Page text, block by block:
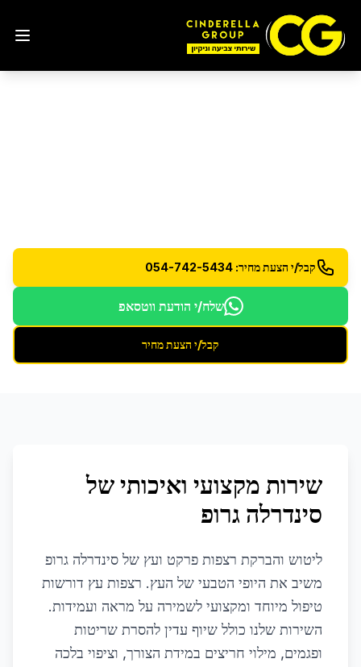
קבל/י הצעת מחיר: 054-742-5434
שלח/י הודעת ווטסאפ
קבל/י הצעת מחיר
שירות מקצועי ואיכותי של
סינדרלה גרופ
ליטוש והברקת רצפות פרקט ועץ של סינדרלה גרופ
משיב את היופי הטבעי של העץ. רצפות עץ דורשות
טיפול מיוחד ומקצועי לשמירה על מראה ועמידות.
השירות שלנו כולל שיוף עדין להסרת שריטות
ופגמים, מילוי חריצים במידת הצורך, וציפוי בלכה